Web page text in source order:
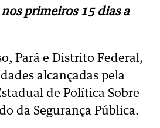
primeiros 15 dias a
Pará e Distrito Federal,
alcançadas pela
de Política Sobre
da Segurança Pública.